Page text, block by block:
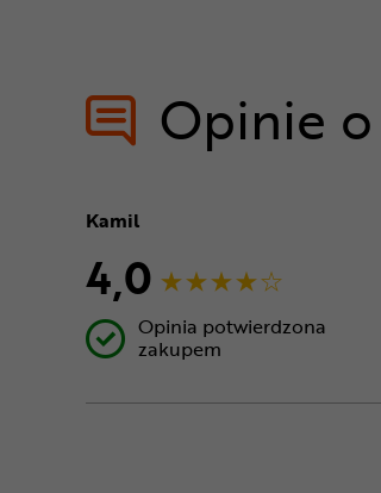
Opinie
Kamil
4,0
Opinia potwierdzona
zakupem